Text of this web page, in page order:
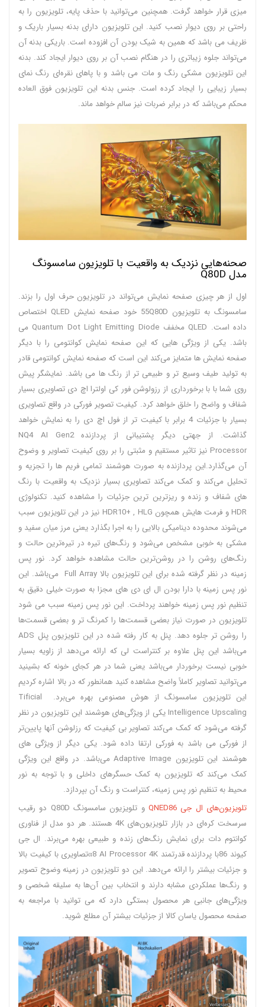
میزی قرار خواهد گرفت. همچنین می‌توانید با حذف پایه، تلویزیون را به
راحتی بر روی دیوار نصب کنید. این تلویزیون دارای بدنه بسیار باریک و
ظریف می‌ باشد که همین به شیک بودن آن افزوده است. باریکی بدنه آن
می‌تواند جلوه زیباتری را در هنگام نصب آن بر روی دیوار ایجاد کند. بدنه
این تلویزیون مشکی رنگ و مات می‌ باشد و با پاهای نقره‌ای رنگ نمای
بسیار زیبایی را ایجاد کرده است. جنس بدنه این تلویزیون فوق العاده
محکم می‌باشد که در برابر ضربات نیز سالم خواهد ماند.‌
صحنه‌هایی نزدیک به واقعیت با تلویزیون سامسونگ
مدل Q80D
اول از هر چیزی صفحه نمایش می‌تواند در تلویزیون حرف اول را بزند.
سامسونگ به تلویزیون 55Q80D خود صفحه نمایش QLED اختصاص
داده است. QLED مخفف Quantum Dot Light Emitting Diode می
باشد. یکی از ویژگی‌ هایی که این صفحه نمایش کوانتومی را با دیگر
صفحه نمایش‌ ها متمایز می‌کند این است که صفحه نمایش کوانتومی قادر
به تولید طیف وسیع تر و طبیعی تر از رنگ‌ ها می باشد. نمایشگر پیش
روی شما با با برخورداری از رزولوشن فور کی اولترا اچ‌ دی تصاویری بسیار
شفاف و واضح را خلق خواهد کرد. کیفیت تصویر فورکی در واقع تصاویری
بسیار با جزئیات 4 برابر با کیفیت‌ تر از فول اچ دی را به نمایش خواهد
گذاشت. از جهتی دیگر پشتیبانی از پردازنده NQ4 AI Gen2
Processor نیز تاثیر مستقیم و مثبتی را بر روی کیفیت تصاویر و وضوح
آن می‌گذارد.این پردازنده به صورت هوشمند تمامی فریم‌ ها را تجزیه و
تحلیل می‌کند و کمک می‌کند تصاویری بسیار نزدیک به واقعیت با رنگ‌
های شفاف و زنده و ریزترین ترین جزئیات را مشاهده کنید. تکنولوژی
HDR و فرمت هایش همچون HDR10+ , HLG نیز در این تلویزیون سبب
می‌شوند محدوده دینامیکی بالایی را به اجرا بگذارد یعنی مرز میان سفید و
مشکی به خوبی مشخص می‌شود و رنگ‌های تیره در تیره‌ترین حالت و
رنگ‌های روشن را در روشن‌ترین حالت مشاهده خواهد کرد.‌ نور پس
زمینه در نظر گرفته شده برای این تلویزیون بالا Full Array می‌باشد. این
نور پس زمینه با دارا بودن ال ای دی‌ های مجزا به صورت خیلی دقیق به
تنظیم نور پس زمینه خواهند پرداخت. این نور پس زمینه سبب می‌ شود
تلویزیون در صورت نیاز بعضی قسمت‌ها را کمرنگ‌ تر و بعضی قسمت‌ها
را روشن‌ تر جلوه دهد. پنل به کار رفته شده در این تلویزیون پنل ADS
می‌باشد این پنل علاوه بر کنتراست لی که ارائه می‌دهد از زاویه بسیار
خوبی نیست برخوردار می‌باشد یعنی شما در هر کجای خونه که بشینید
می‌توانید تصاویر کاملاً واضح مشاهده کنید همانطور که در بالا اشاره کردیم
این تلویزیون سامسونگ از هوش مصنوعی بهره می‌برد. Tificial
Intelligence Upscaling یکی از ویژگی‌های هوشمند این تلویزیون در نظر
گرفته می‌شود که کمک می‌کند تصاویر بی‌ کیفیت که رزلوشن آنها پایین‌تر
از فورکی می‌ باشد به فورکی ارتقا داده شود. یکی دیگر از ویژگی‌ های
هوشمند این تلویزیون Adaptive Image می‌باشد. در واقع این ویژگی
کمک می‌کند که تلویزیون به کمک حسگرهای داخلی و با توجه به نور
محیط به تنظیم نور پس زمینه، کنتراست و رنگ آن بپردازد.
تلویزیون‌های ال جی QNED86
و تلویزیون سامسونگ Q80D دو رقیب
سرسخت کره‌ای در بازار تلویزیون‌های 4K هستند. هر دو مدل از فناوری
کوانتوم دات برای نمایش رنگ‌های زنده و طبیعی بهره می‌برند. ال جی
کیوند 86با پردازنده قدرتمند α8 AI Processor 4Kتصاویری با کیفیت بالا
و جزئیات بیشتر را ارائه می‌دهد. این دو تلویزیون در زمینه وضوح تصویر
و رنگ‌ها عملکردی مشابه دارند و انتخاب بین آن‌ها به سلیقه شخصی و
ویژگی‌های جانبی هر محصول بستگی دارد که می توانید با مراجعه به
صفحه محصول یاسان کالا از جزئیات بیشتر آن مطلع شوید.